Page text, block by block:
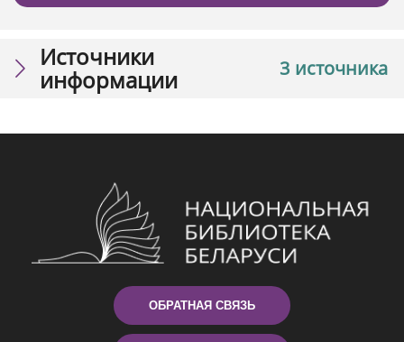
3 источника
Источники
информации
ОБРАТНАЯ СВЯЗЬ